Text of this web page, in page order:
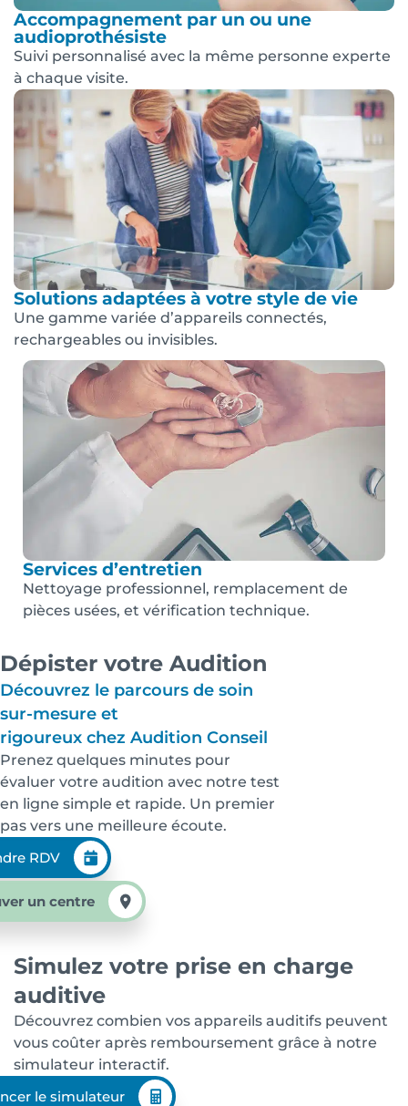
Accompagnement par un ou une
audioprothésiste
Suivi personnalisé avec la même personne experte
à chaque visite.
Solutions adaptées à votre style de vie
Une gamme variée d’appareils connectés,
rechargeables ou invisibles.
Services d’entretien
Nettoyage professionnel, remplacement de
pièces usées, et vérification technique.
Dépister votre Audition
Découvrez le parcours de soin
sur-mesure et
rigoureux chez Audition Conseil
Prenez quelques minutes pour
évaluer votre audition avec notre test
en ligne simple et rapide. Un premier
pas vers une meilleure écoute.
RDV
un centre
Simulez votre prise en charge
auditive
Découvrez combien vos appareils auditifs peuvent
vous coûter après remboursement grâce à notre
simulateur interactif.
le simulateur